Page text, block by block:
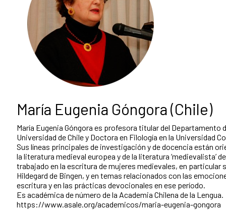
María Eugenia Góngora (Chile)
María Eugenia Góngora es profesora titular del Departamento
Universidad de Chile y Doctora en Filología en la Universidad
Sus líneas principales de investigación y de docencia están
la literatura medieval europea y de la literatura ‘medievalista’
trabajado en la escritura de mujeres medievales, en particular
Hildegard de Bingen, y en temas relacionados con las
escritura y en las prácticas devocionales en ese período.
Es académica de número de la Academia Chilena de la Lengua.
https://www.asale.org/academicos/maria-eugenia-gongora